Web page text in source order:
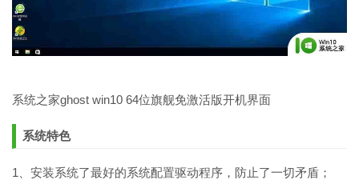
系统之家ghost win10 64位旗舰免激活版开机界面
系统特色
1、安装系统了最好的系统配置驱动程序，防止了一切矛盾；